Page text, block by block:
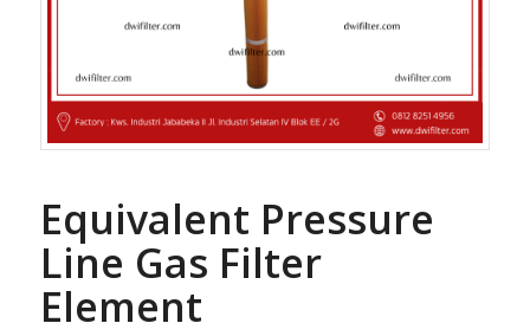
Equivalent Pressure
Line Gas Filter
Element